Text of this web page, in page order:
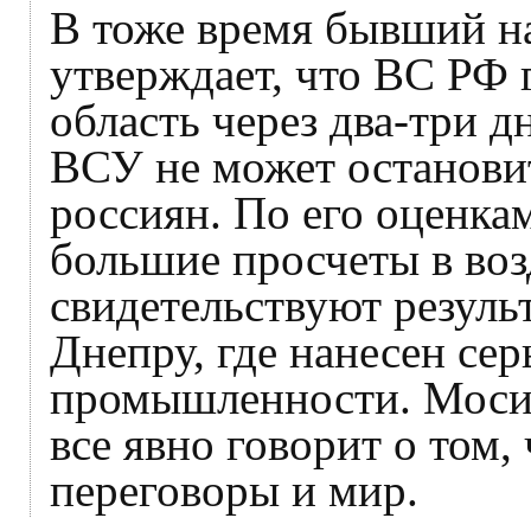
В тоже время бывший
утверждает, что ВС РФ
область через два-три
ВСУ не может
россиян. По его
большие просчеты в
свидетельствуют
Днепру, где нанесен
промышленности.
все явно говорит о
переговоры и мир.